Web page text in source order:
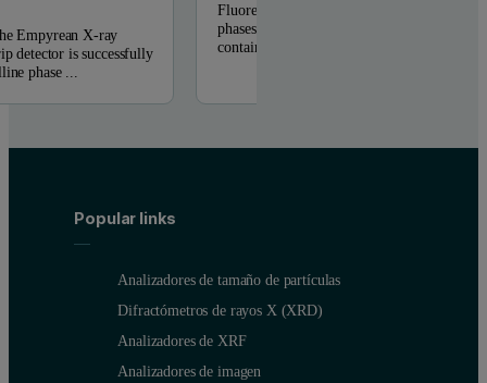
Empyrean X-ray
detector is successfully
phase ...
Fluorescence is commonly a problem in
phases like Hematite- Eskolaite, because
contain the strongly fluorescing Cr and ...
Popular links
Analizadores de tamaño de partículas
Difractómetros de rayos X (XRD)
Analizadores de XRF
Analizadores de imagen